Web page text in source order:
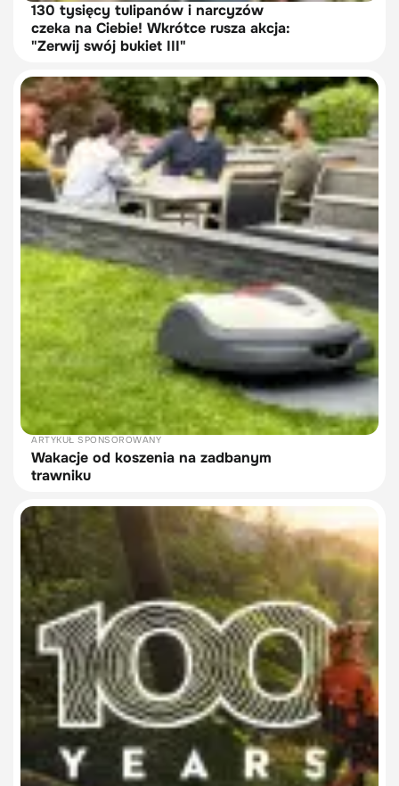
130 tysięcy tulipanów i narcyzów
czeka na Ciebie! Wkrótce rusza akcja:
"Zerwij swój bukiet III"
ARTYKUŁ SPONSOROWANY
Wakacje od koszenia na zadbanym
trawniku